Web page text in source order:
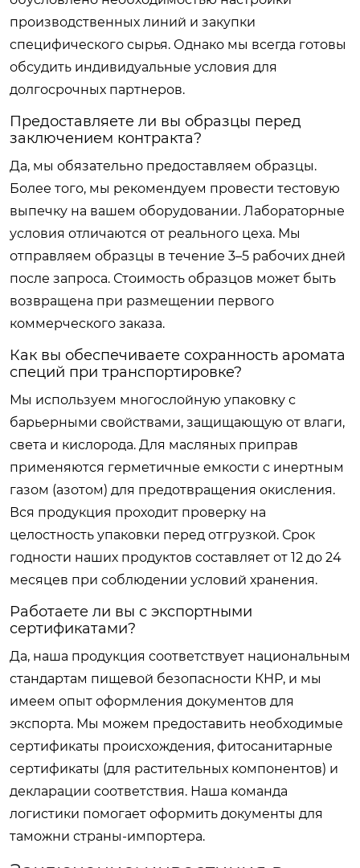
производственных линий и закупки
специфического сырья. Однако мы всегда готовы
обсудить индивидуальные условия для
долгосрочных партнеров.
Предоставляете ли вы образцы перед
заключением контракта?
Да, мы обязательно предоставляем образцы.
Более того, мы рекомендуем провести тестовую
выпечку на вашем оборудовании. Лабораторные
условия отличаются от реального цеха. Мы
отправляем образцы в течение 3–5 рабочих дней
после запроса. Стоимость образцов может быть
возвращена при размещении первого
коммерческого заказа.
Как вы обеспечиваете сохранность аромата
специй при транспортировке?
Мы используем многослойную упаковку с
барьерными свойствами, защищающую от влаги,
света и кислорода. Для масляных приправ
применяются герметичные емкости с инертным
газом (азотом) для предотвращения окисления.
Вся продукция проходит проверку на
целостность упаковки перед отгрузкой. Срок
годности наших продуктов составляет от 12 до 24
месяцев при соблюдении условий хранения.
Работаете ли вы с экспортными
сертификатами?
Да, наша продукция соответствует национальным
стандартам пищевой безопасности КНР, и мы
имеем опыт оформления документов для
экспорта. Мы можем предоставить необходимые
сертификаты происхождения, фитосанитарные
сертификаты (для растительных компонентов) и
декларации соответствия. Наша команда
логистики помогает оформить документы для
таможни страны-импортера.